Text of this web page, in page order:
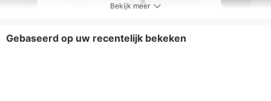
Bekijk meer
Gebaseerd op uw recentelijk bekeken